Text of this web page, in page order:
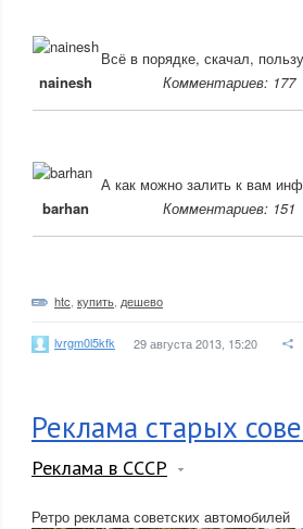
Всё в порядке, скачал,
nainesh
Комментариев: 177
А как можно залить к вам
barhan
Комментариев: 151
htc, купить, дешево
lvrgm0l5kfk 29 августа 2013, 15:20
Реклама старых
Реклама в СССР
Ретро реклама советских автомобилей